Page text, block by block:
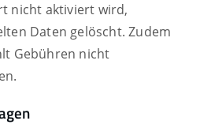
nicht aktiviert wird,
Daten gelöscht. Zudem
Gebühren nicht